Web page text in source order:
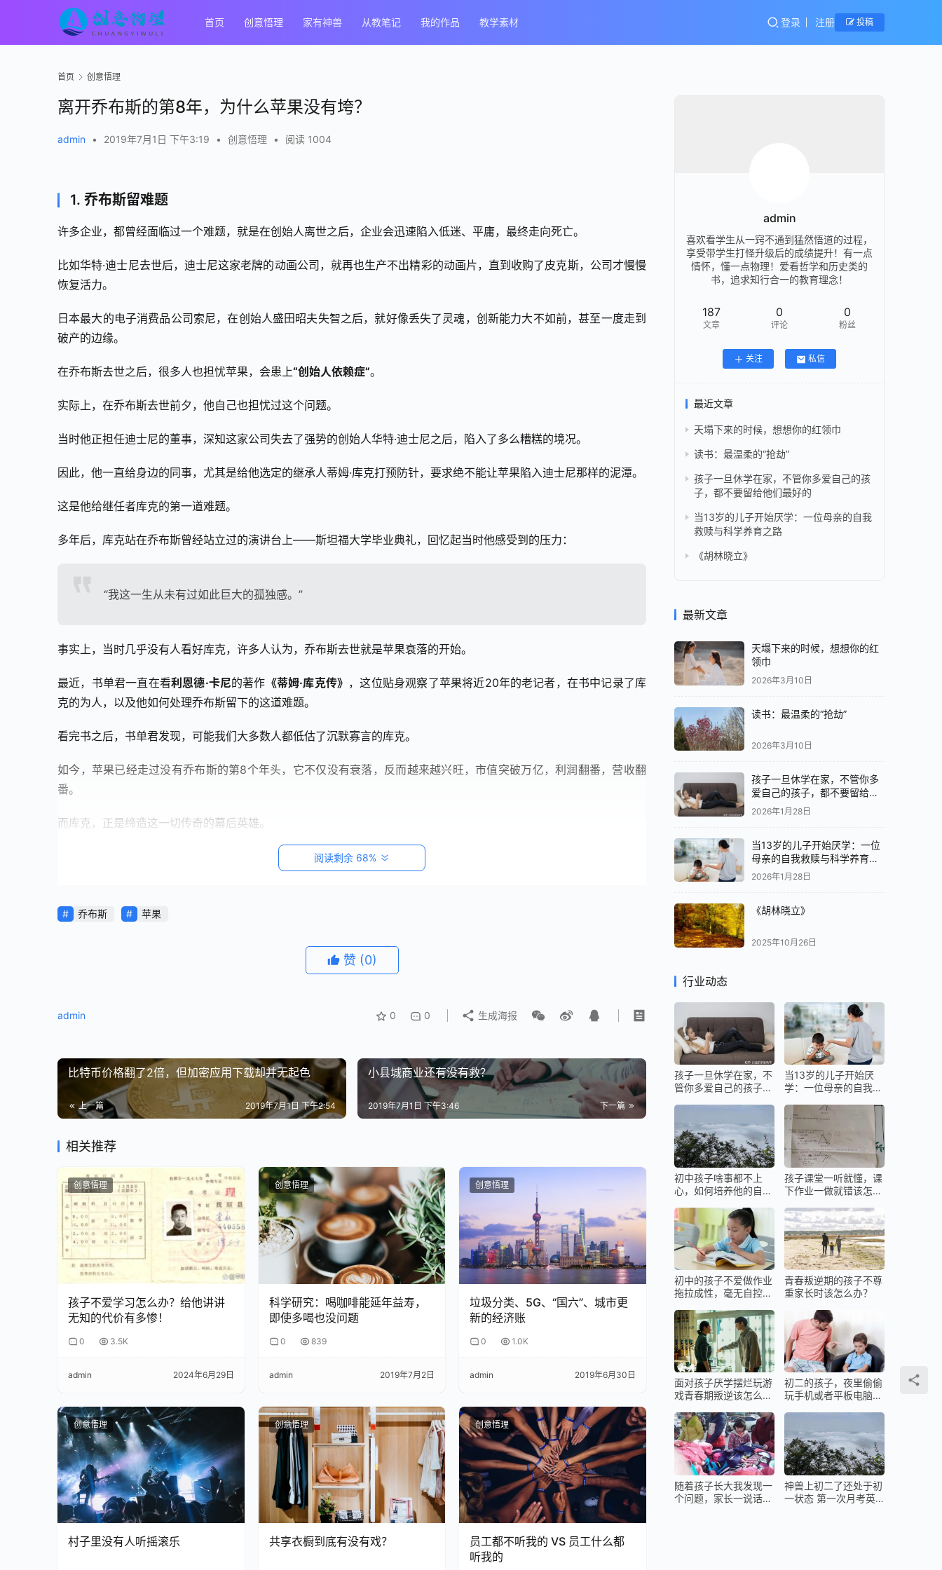
首页 创意悟理 家有神兽 从教笔记 我的作品 教学素材 登录 注册 投稿
首页 创意悟理
离开乔布斯的第8年，为什么苹果没有垮？
admin • 2019年7月1日 下午3:19 • 创意悟理 • 阅读 1004
1. 乔布斯留难题
许多企业，都曾经面临过一个难题，就是在创始人离世之后，企业会迅速陷入低迷、平庸，最终走向死亡。
比如华特·迪士尼去世后，迪士尼这家老牌的动画公司，就再也生产不出精彩的动画片，直到收购了皮克斯，公司才慢慢
恢复活力。
日本最大的电子消费品公司索尼，在创始人盛田昭夫失智之后，就好像丢失了灵魂，创新能力大不如前，甚至一度走到
破产的边缘。
在乔布斯去世之后，很多人也担忧苹果，会患上“创始人依赖症”。
实际上，在乔布斯去世前夕，他自己也担忧过这个问题。
当时他正担任迪士尼的董事，深知这家公司失去了强势的创始人华特·迪士尼之后，陷入了多么糟糕的境况。
因此，他一直给身边的同事，尤其是给他选定的继承人蒂姆·库克打预防针，要求绝不能让苹果陷入迪士尼那样的泥潭。
这是他给继任者库克的第一道难题。
多年后，库克站在乔布斯曾经站立过的演讲台上——斯坦福大学毕业典礼，回忆起当时他感受到的压力：
“我这一生从未有过如此巨大的孤独感。”
事实上，当时几乎没有人看好库克，许多人认为，乔布斯去世就是苹果衰落的开始。
最近，书单君一直在看利恩德·卡尼的著作 《蒂姆·库克传》 ，这位贴身观察了苹果将近20年的老记者，在书中记录了库
克的为人，以及他如何处理乔布斯留下的这道难题。
看完书之后，书单君发现，可能我们大多数人都低估了沉默寡言的库克。
如今，苹果已经走过没有乔布斯的第8个年头，它不仅没有衰落，反而越来越兴旺，市值突破万亿，利润翻番，营收翻
番。
而库克，正是缔造这一切传奇的幕后英雄。
大部分人给出的主意是：模仿乔布斯。
可惜的是，这个参考答案，还没开始就被乔布斯本人给否定了。
这不仅是因为乔布斯一贯主张“不要为别人而活”，更是因为他本人比谁都清楚， 乔布斯根本无法模仿。
比尔·盖茨就曾经半开玩笑地说过：
“别轻易模仿乔布斯，许多人只学会了他混蛋的一面，却学不会他天才的一面。”
无法模仿乔布斯，那么另寻一套完全不一样的“库克模式”取代“乔布斯模式”又如何呢？
看起来似乎也只能这样了。
但库克知道，乔布斯无法模仿，其实更无法替代，至少在一二十年内，乔布斯一定会是苹果绝对的精神支柱。
如果把这根支柱抽走，等于把苹果的灵魂抽走，只会让公司迅速走向平庸和死亡。
当时的库克面临的就是这样一个“悖论”：他无法模仿乔布斯，但又必须延续乔布斯的魅力。
和所有人预想都不一样，库克在这个“悖论”的钢丝绳上，跳出了一曲绝妙的芭蕾舞。
2. “乔布斯神话”
在面上，也就是在所有公开的场合，库克一直扮演着乔布斯头号粉丝的角色，处处唯乔布斯马首是瞻。
他一会说乔布斯是苹果的宪法，一会又说他是苹果的DNA，而且每次都要加上“永远”“应该”“必须”这样的字眼，以显示对
乔帮主绝对的服从和忠诚。
2017年，彭博商业周刊记者问他乔布斯留下的遗产是什么，他说“整个苹果都是，这个回答有效期是永远”，又说“乔布斯
的DNA永远是苹果的根基”，还说“乔布斯是苹果的宪法、指南，永远不能改变，必须尊重”。
他对乔布斯吹捧，简直肉麻到跪舔的地步，完全不像一个在商言商的企业领导者说的话，倒像一个油滑的政客向前任表
阅读剩余 68%
乔布斯 苹果
赞 (0)
admin 0 0 生成海报
比特币价格翻了2倍，但加密应用下载却并无起色
上一篇 2019年7月1日 下午2:54
小县城商业还有没有救？
下一篇
2019年7月1日 下午3:46
相关推荐
创意悟理
孩子不爱学习怎么办？给他讲讲
无知的代价有多惨！
0 3.5K
admin 2024年6月29日
创意悟理
科学研究：喝咖啡能延年益寿，
即使多喝也没问题
0 839
admin 2019年7月2日
创意悟理
垃圾分类、5G、“国六”、城市更
新的经济账
0 1.0K
admin 2019年6月30日
创意悟理
村子里没有人听摇滚乐
创意悟理
共享衣橱到底有没有戏？
创意悟理
员工都不听我的 VS 员工什么都
听我的
admin
喜欢看学生从一窍不通到猛然悟道的过程，
享受带学生打怪升级后的成绩提升！有一点
情怀，懂一点物理！爱看哲学和历史类的
书，追求知行合一的教育理念！
187
文章
0
评论
0
粉丝
关注 私信
最近文章
天塌下来的时候，想想你的红领巾
读书：最温柔的“抢劫”
孩子一旦休学在家，不管你多爱自己的孩
子，都不要留给他们最好的
当13岁的儿子开始厌学：一位母亲的自我
救赎与科学养育之路
《胡林晓立》
最新文章
天塌下来的时候，想想你的红
领巾
2026年3月10日
读书：最温柔的“抢劫”
2026年3月10日
孩子一旦休学在家，不管你多
爱自己的孩子，都不要留给他
们最好的
2026年1月28日
当13岁的儿子开始厌学：一位
母亲的自我救赎与科学养育之
路
2026年1月28日
《胡林晓立》
2025年10月26日
行业动态
孩子一旦休学在家，不
管你多爱自己的孩子，
当13岁的儿子开始厌
学：一位母亲的自我救
初中孩子啥事都不上
心，如何培养他的自主
孩子课堂一听就懂，课
下作业一做就错该怎么
初中的孩子不爱做作业
拖拉成性，毫无自控力
青春叛逆期的孩子不尊
重家长时该怎么办？
面对孩子厌学摆烂玩游
戏青春期叛逆该怎么
初二的孩子，夜里偷偷
玩手机或者平板电脑该
随着孩子长大我发现一
个问题，家长一说话孩
神兽上初二了还处于初
一状态 第一次月考英